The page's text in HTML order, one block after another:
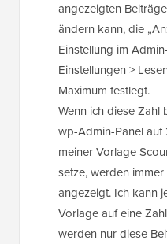
angezeigten
ändern kann, die
Einstellung im
Einstellungen >
Maximum festlegt.
Wenn ich diese Zahl
wp-Admin-Panel
meiner Vorlage
setze, werden
angezeigt. Ich kann
Vorlage auf eine
werden nur diese